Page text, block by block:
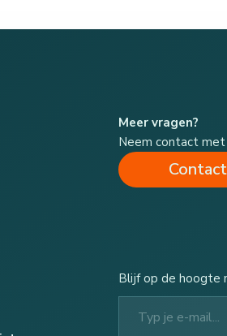
Meer vragen?
Neem contact met
Contact
Blijf op de hoogte
Typ je e-mail...